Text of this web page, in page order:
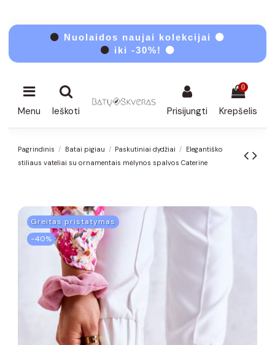
⚫ Nuolaidos naujai kolekcijai ⚫
⚫ iki -30%! ⚫
Menu Ieškoti Prisijungti
0
Krepšelis
Pagrindinis Batai pigiau Paskutiniai dydžiai
Elegantiško
stiliaus vateliai su ornamentais mėlynos spalvos Caterine
Greitas pristatymas
−40%